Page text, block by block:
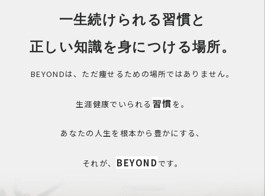
一生続けられる習慣と
正しい知識を身につける場所。
BEYONDは、ただ痩せるための場所ではありません。
生涯健康でいられる 習慣 を。
あなたの人生を根本から豊かにする、
それが、 BEYONDです。